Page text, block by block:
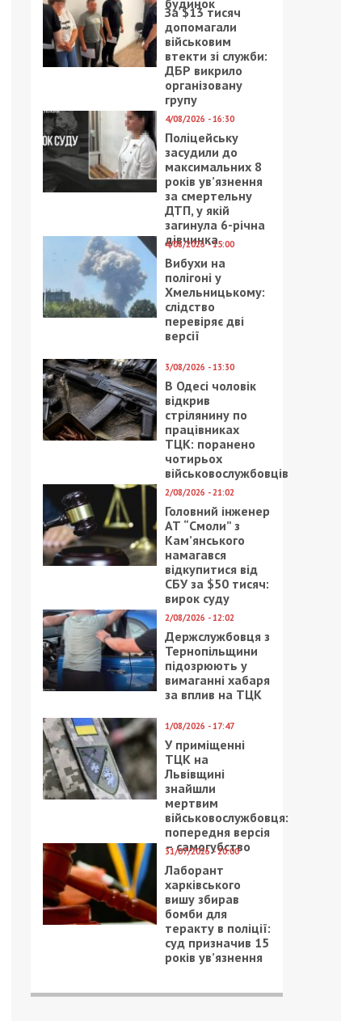
За $13 тисяч
допомагали
військовим
втекти зі служби:
ДБР викрило
організовану
групу
4/08/2026 - 16:30
Поліцейську
засудили до
максимальних 8
років ув’язнення
за смертельну
ДТП, у якій
загинула 6-річна
дівчинка
4/08/2026 - 15:00
Вибухи на
полігоні у
Хмельницькому:
слідство
перевіряє дві
версії
3/08/2026 - 13:30
В Одесі чоловік
відкрив
стрілянину по
працівниках
ТЦК: поранено
чотирьох
військовослужбовців
2/08/2026 - 21:02
Головний інженер
АТ “Смоли” з
Кам’янського
намагався
відкупитися від
СБУ за $50 тисяч:
вирок суду
2/08/2026 - 12:02
Держслужбовця з
Тернопільщини
підозрюють у
вимаганні хабаря
за вплив на ТЦК
1/08/2026 - 17:47
У приміщенні
ТЦК на
Львівщині
знайшли
мертвим
військовослужбовця:
попередня версія
– самогубство
31/07/2026 - 20:00
Лаборант
харківського
вишу збирав
бомби для
теракту в поліції:
суд призначив 15
років ув’язнення